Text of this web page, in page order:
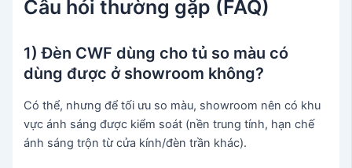
Câu hỏi thường gặp (FAQ)
1) Đèn CWF dùng cho tủ so màu có
dùng được ở showroom không?
Có thể, nhưng để tối ưu so màu, showroom nên có khu
vực ánh sáng được kiểm soát (nền trung tính, hạn chế
ánh sáng trộn từ cửa kính/đèn trần khác).